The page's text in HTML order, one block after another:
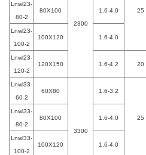
2300
25
Lnwl23-
80-2
80X100 1.6-4.0
Lnwl23-
100-2
100X120 1.6-4.0
Lnwl23-
120-2
120X150 1.6-4.2 20
Lnwl33-
60-2
60X80
3300
1.6-3.2
25
Lnwl33-
80-2
80X100 1.6-4.0
Lnwl33-
100-2
100X120 1.6-4.0